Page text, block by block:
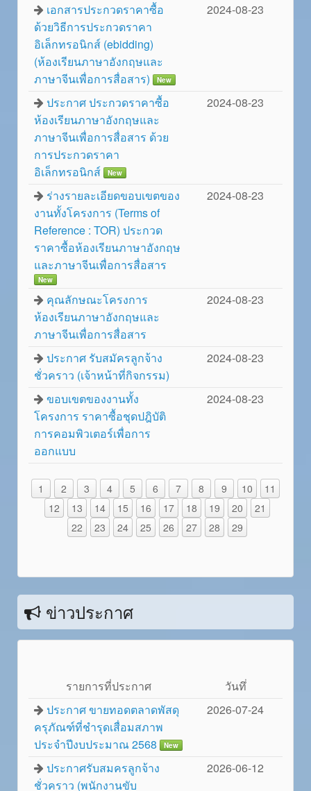
เอกสารประกวดราคาซื้อ
ด้วยวิธีการประกวดราคา
อิเล็กทรอนิกส์ (ebidding)
(ห้องเรียนภาษาอังกฤษและ
ภาษาจีนเพื่อการสื่อสาร)
New
2024-08-23
ประกาศ ประกวดราคาซื้อ
ห้องเรียนภาษาอังกฤษและ
ภาษาจีนเพื่อการสื่อสาร ด้วย
การประกวดราคา
อิเล็กทรอนิกส์
New
2024-08-23
ร่างรายละเอียดขอบเขตของ
งานทั้งโครงการ (Terms of
Reference : TOR) ประกวด
ราคาซื้อห้องเรียนภาษาอังกฤษ
และภาษาจีนเพื่อการสื่อสาร
New
2024-08-23
คุณลักษณะโครงการ
ห้องเรียนภาษาอังกฤษและ
ภาษาจีนเพื่อการสื่อสาร
2024-08-23
ประกาศ รับสมัครลูกจ้าง
ชั่วคราว (เจ้าหน้าที่กิจกรรม)
2024-08-23
ขอบเขตของงานทั้ง
โครงการ ราคาซื้อชุดปฎิบัติ
การคอมพิวเตอร์เพื่อการ
ออกแบบ
2024-08-23
1 2 3 4 5 6 7 8 9 10
11
12
13 14 15 16 17 18 19 20
21
22
23 24 25 26 27 28 29
ข่าวประกาศ
รายการที่ประกาศ
วันทึ่
ประกาศ ขายทอดตลาดพัสดุ
ครุภัณฑ์ที่ชำรุดเสื่อมสภาพ
ประจำปีงบประมาณ 2568
New
2026-07-24
ประกาศรับสมครลูกจ้าง
ชั่วคราว (พนักงานขับ
2026-06-12